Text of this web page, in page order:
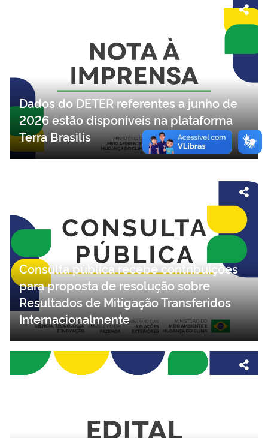
Dados do DETER referentes a junho de
2026 estão disponíveis na plataforma
Terra Brasilis
Consulta pública recebe contribuições
para proposta de resolução sobre
Resultados de Mitigação Transferidos
Internacionalmente